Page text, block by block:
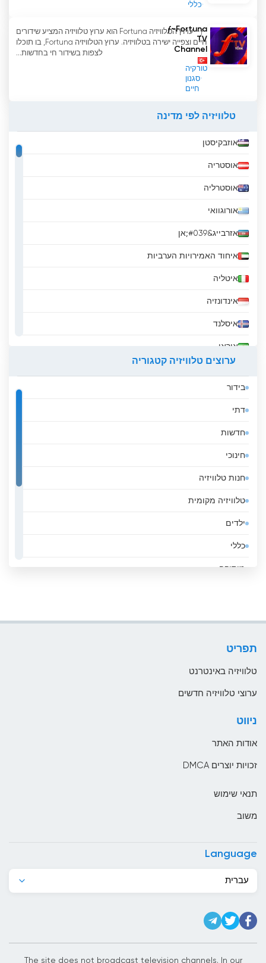
כללי
ƒ~Fortuna
TV
Channel
טורקיה
סגנון
חיים
ƒ~ ערוץ הטלוויזיה Fortuna הוא ערוץ טלוויזיה המציע שידורים
חיים וצפייה ישירה בטלוויזיה. ערוץ הטלוויזיה Fortuna, בו תוכלו
לצפות בשידור חי בחדשות...
טלוויזיה לפי מדינה
אוזבקיסטן
אוסטריה
אוסטרליה
אורוגוואי
אזרבייג&#039;אן
איחוד האמירויות הערביות
איטליה
אינדונזיה
איסלנד
איראן
אל סלבדור
אלבניה
אלג&#039;יריה
אנגולה
אנדורה
אסטוניה
אפגניסטן
אקוודור
בלארוס
ברבדוס
ברזיל
ערוצים טלוויזיה קטגוריה
בידור
דתי
חדשות
חינוכי
חנות טלוויזיה
טלוויזיה מקומית
ילדים
כללי
מוסיקה
תפריט
טלוויזיה באינטרנט
ערוצי טלוויזיה חדשים
ניווט
אודות האתר
זכויות יוצרים DMCA
תנאי שימוש
משוב
Language
עברית
The site does not broadcast television channels. In our